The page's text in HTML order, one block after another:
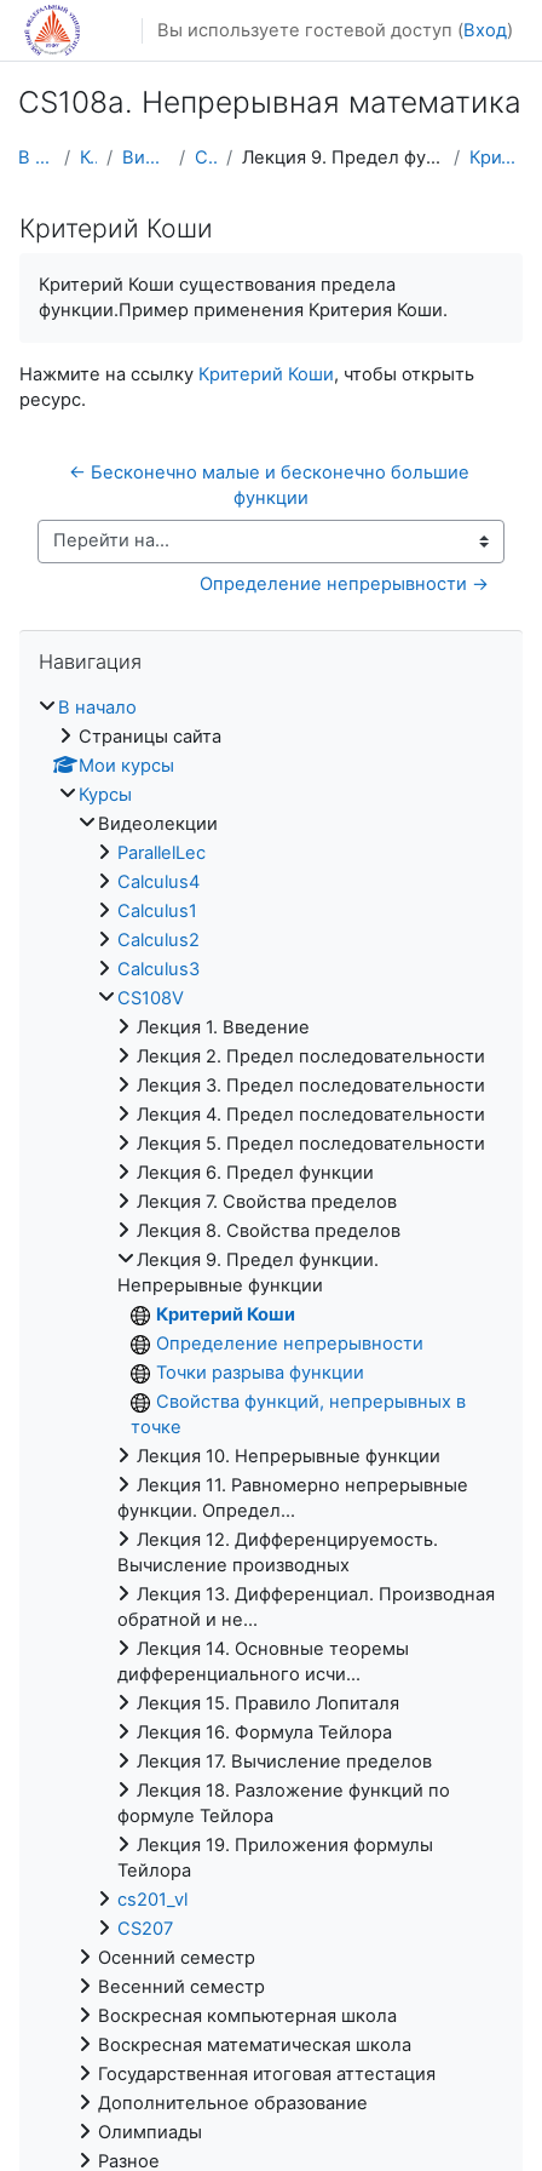
Перейти к основному содержанию
Вы используете гостевой доступ (Вход)
CS108a. Непрерывная математика
В начало Курсы Видеолекции CS108V Лекция 9. Предел функции. Непрерывные функции Критерий Коши
Критерий Коши
Критерий Коши существования предела
функции.Пример применения Критерия Коши.
Нажмите на ссылку Критерий Коши, чтобы открыть
ресурс.
← Бесконечно малые и бесконечно большие
функции
Перейти на...
Определение непрерывности →
Навигация
В начало
Страницы сайта
Мои курсы
Курсы
Видеолекции
ParallelLec
Calculus4
Calculus1
Calculus2
Calculus3
CS108V
Лекция 1. Введение
Лекция 2. Предел последовательности
Лекция 3. Предел последовательности
Лекция 4. Предел последовательности
Лекция 5. Предел последовательности
Лекция 6. Предел функции
Лекция 7. Свойства пределов
Лекция 8. Свойства пределов
Лекция 9. Предел функции.
Непрерывные функции
Критерий Коши
Определение непрерывности
Точки разрыва функции
Свойства функций, непрерывных в
точке
Лекция 10. Непрерывные функции
Лекция 11. Равномерно непрерывные
функции. Определ...
Лекция 12. Дифференцируемость.
Вычисление производных
Лекция 13. Дифференциал. Производная
обратной и не...
Лекция 14. Основные теоремы
дифференциального исчи...
Лекция 15. Правило Лопиталя
Лекция 16. Формула Тейлора
Лекция 17. Вычисление пределов
Лекция 18. Разложение функций по
формуле Тейлора
Лекция 19. Приложения формулы
Тейлора
cs201_vl
CS207
Осенний семестр
Весенний семестр
Воскресная компьютерная школа
Воскресная математическая школа
Государственная итоговая аттестация
Дополнительное образование
Олимпиады
Разное